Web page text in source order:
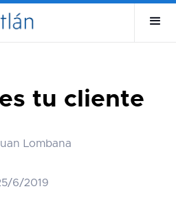
tu cliente
Lombana
6/2019